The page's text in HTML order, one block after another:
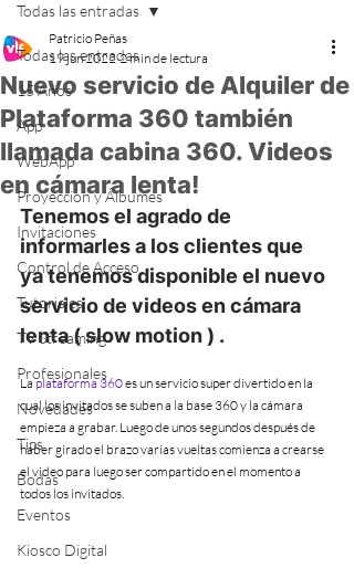
Todas las entradas
15 Años
App
WebApp
Proyeccion y Álbumes
Invitaciones
Control de Acceso
Tutoriales
TV Streaming
Profesionales
Novedades
Tips
Bodas
Eventos
Kiosco Digital
Todas las entradas
Nuevo servicio de Alquiler de
Plataforma 360 también
llamada cabina 360. Videos
en cámara lenta!
Patricio Peñas
19 jun 2022 2 min de lectura
Tenemos el agrado de
informarles a los clientes que
ya tenemos disponible el nuevo
servicio de videos en cámara
lenta ( slow motion ) .
La plataforma 360 es un servicio super divertido en la
cual los invitados se suben a la base 360 y la cámara
empieza a grabar. Luego de unos segundos después de
haber girado el brazo varias vueltas comienza a crearse
el video para luego ser compartido en el momento a
todos los invitados.